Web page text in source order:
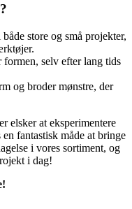
store og små projekter,
selv efter lang tids
og broder mønstre, der
elsker at eksperimentere
fantastisk måde at bringe
i vores sortiment, og
i dag!